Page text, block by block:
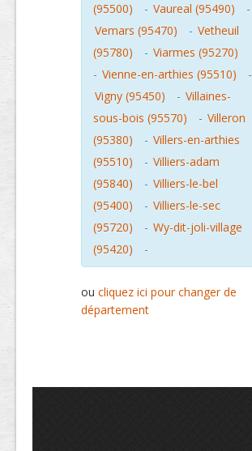
(95500)
- Vaureal (95490)
-
Vemars (95470)
- Vetheuil
(95780)
- Viarmes (95270)
- Vienne-en-arthies (95510)
-
Vigny (95450)
- Villaines-
sous-bois (95570)
- Villeron
(95380)
- Villers-en-arthies
(95510)
- Villiers-adam
(95840)
- Villiers-le-bel
(95400)
- Villiers-le-sec
(95720)
- Wy-dit-joli-village
(95420)
-
ou cliquez ici pour changer de
département